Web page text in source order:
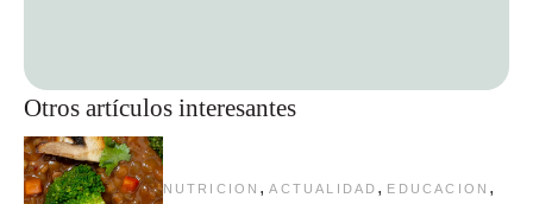
Otros artículos interesantes
NUTRICION , ACTUALIDAD , EDUCACION ,